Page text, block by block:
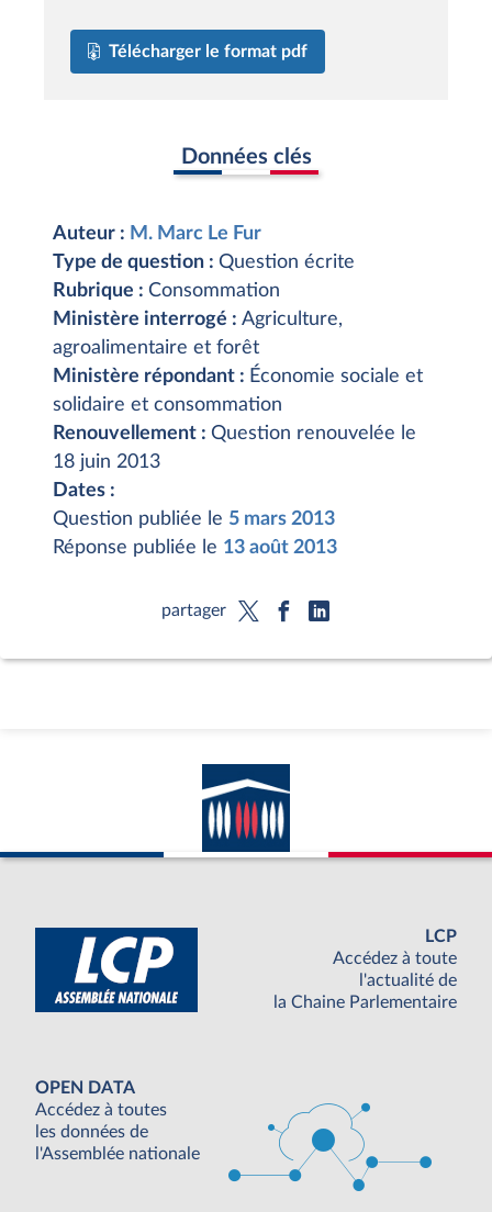
Télécharger le format pdf
Données clés
Auteur : M. Marc Le Fur
Type de question : Question écrite
Rubrique : Consommation
Ministère interrogé : Agriculture,
agroalimentaire et forêt
Ministère répondant : Économie sociale et
solidaire et consommation
Renouvellement : Question renouvelée le
18 juin 2013
Dates :
Question publiée le 5 mars 2013
Réponse publiée le 13 août 2013
partager
LCP
Accédez à toute
l'actualité de
la Chaine Parlementaire
OPEN DATA
Accédez à toutes
les données de
l'Assemblée nationale